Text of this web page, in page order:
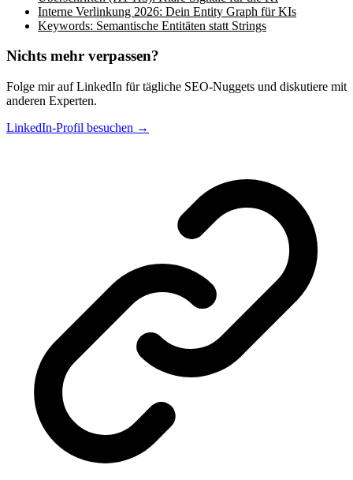
Interne Verlinkung 2026: Dein Entity Graph für KIs
Keywords: Semantische Entitäten statt Strings
Nichts mehr verpassen?
Folge mir auf LinkedIn für tägliche SEO-Nuggets und diskutiere mit
anderen Experten.
LinkedIn-Profil besuchen →